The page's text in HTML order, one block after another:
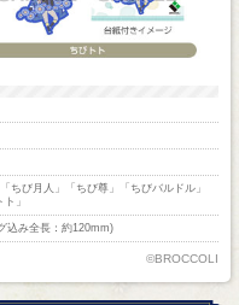
ちび月人」「ちび尊」「ちびバルドル」
」
込み全長：約120mm)
©BROCCOLI